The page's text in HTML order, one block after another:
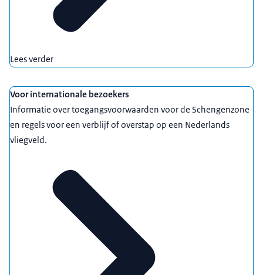
Lees verder
Voor internationale bezoekers
Informatie over toegangsvoorwaarden voor de Schengenzone
en regels voor een verblijf of overstap op een Nederlands
vliegveld.